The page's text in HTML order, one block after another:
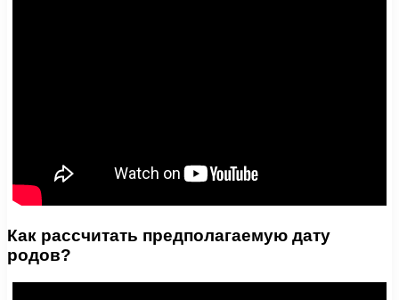
Как рассчитать предполагаемую дату
родов?